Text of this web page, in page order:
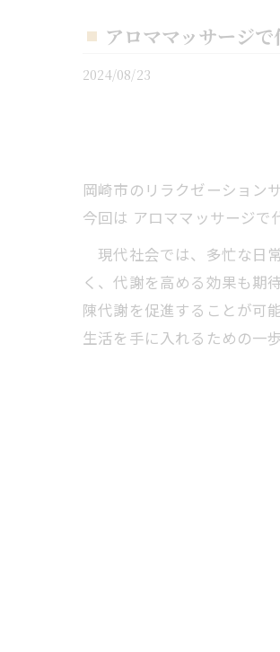
アロママッサージで
2024/08/23
岡崎市のリラクゼーション
今回は アロママッサージで
現代社会では、多忙な日
く、代謝を高める効果も期
陳代謝を促進することが可
生活を手に入れるための一